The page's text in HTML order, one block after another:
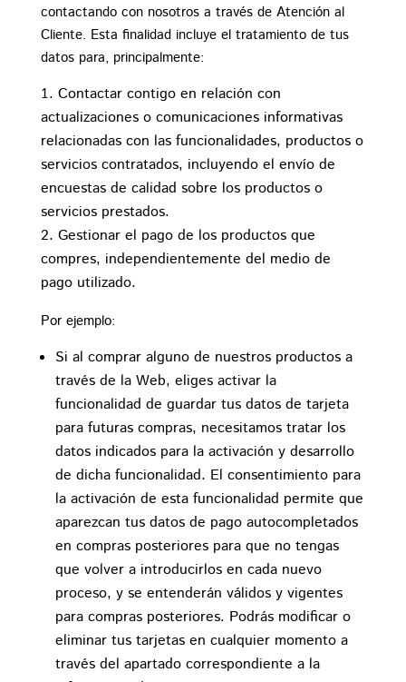
contactando con nosotros a través de Atención al
Cliente. Esta finalidad incluye el tratamiento de tus
datos para, principalmente:
Contactar contigo en relación con
actualizaciones o comunicaciones informativas
relacionadas con las funcionalidades, productos o
servicios contratados, incluyendo el envío de
encuestas de calidad sobre los productos o
servicios prestados.
Gestionar el pago de los productos que
compres, independientemente del medio de
pago utilizado.
Por ejemplo:
Si al comprar alguno de nuestros productos a
través de la Web, eliges activar la
funcionalidad de guardar tus datos de tarjeta
para futuras compras, necesitamos tratar los
datos indicados para la activación y desarrollo
de dicha funcionalidad. El consentimiento para
la activación de esta funcionalidad permite que
aparezcan tus datos de pago autocompletados
en compras posteriores para que no tengas
que volver a introducirlos en cada nuevo
proceso, y se entenderán válidos y vigentes
para compras posteriores. Podrás modificar o
eliminar tus tarjetas en cualquier momento a
través del apartado correspondiente a la